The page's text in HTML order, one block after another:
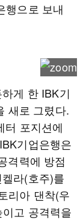
행으로 보내
게 한 IBK기
새로 그렸다.
터 포지션에
기업은행은
격력에 방점
라(호주)를
리아 댄착(우
고 공격력을